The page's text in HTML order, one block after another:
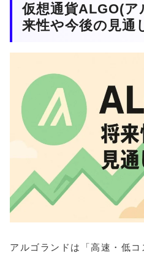
仮想通貨ALGO(
来性や今後の見通
アルゴランドは「高速・低